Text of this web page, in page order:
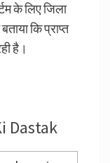
के लिए जिला
कि प्राप्त
है।
Dastak